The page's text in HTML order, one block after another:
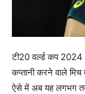
टी20 वर्ल्ड कप
कप्तानी करने वाले
ऐसे में अब यह लगभग